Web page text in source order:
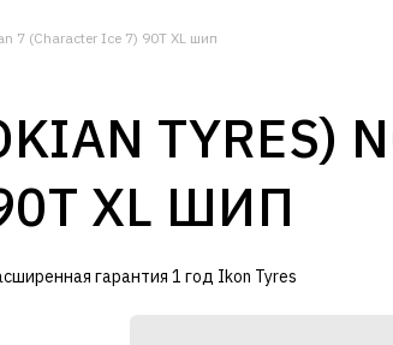
7 (Character Ice 7) 90T XL шип
TYRES)
XL ШИП
гарантия 1 год Ikon Tyres